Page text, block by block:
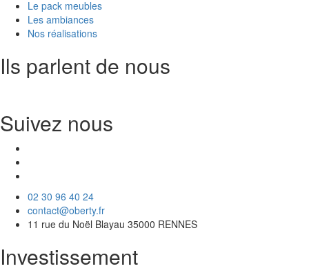
Le pack meubles
Les ambiances
Nos réalisations
Ils parlent de nous
Suivez nous
02 30 96 40 24
contact@oberty.fr
11 rue du Noël Blayau 35000 RENNES
Investissement